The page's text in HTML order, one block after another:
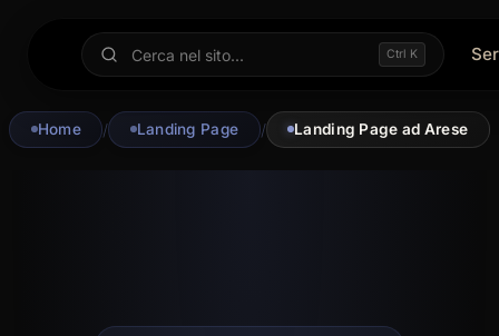
Ctrl K
Home / Landing Page / Landing Page ad Arese